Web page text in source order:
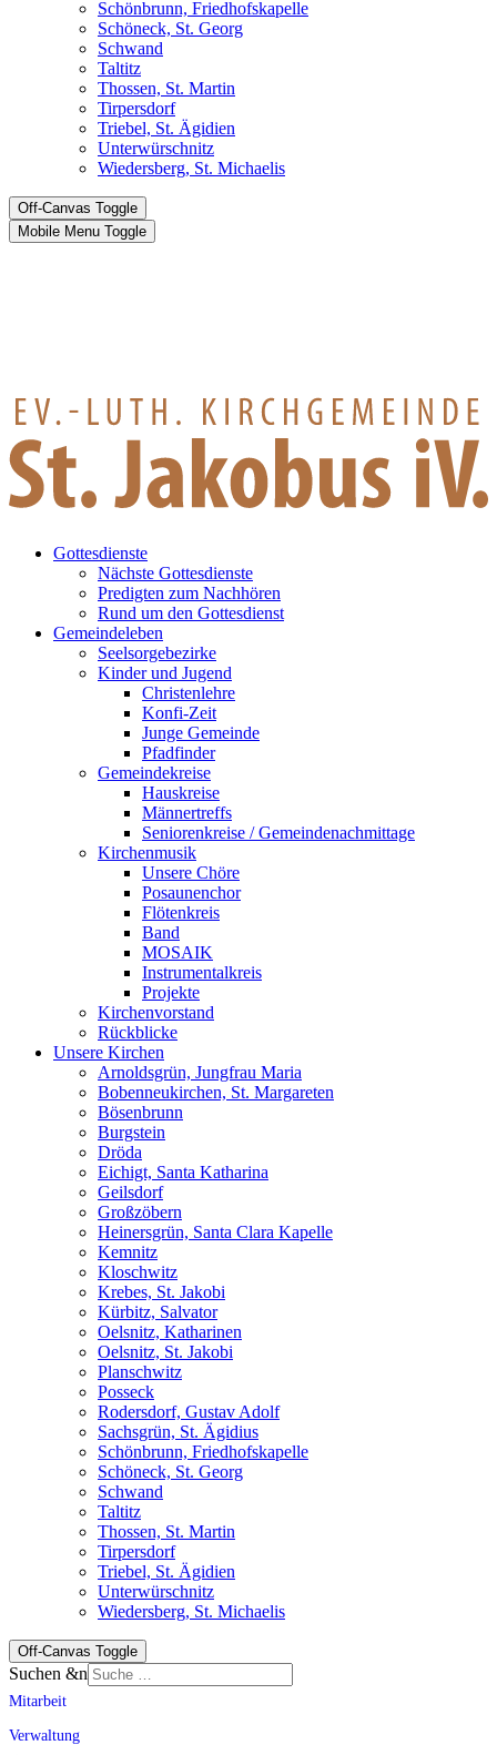
Schönbrunn, Friedhofskapelle
Schöneck, St. Georg
Schwand
Taltitz
Thossen, St. Martin
Tirpersdorf
Triebel, St. Ägidien
Unterwürschnitz
Wiedersberg, St. Michaelis
Off-Canvas Toggle
Mobile Menu Toggle
Gottesdienste
Nächste Gottesdienste
Predigten zum Nachhören
Rund um den Gottesdienst
Gemeindeleben
Seelsorgebezirke
Kinder und Jugend
Christenlehre
Konfi-Zeit
Junge Gemeinde
Pfadfinder
Gemeindekreise
Hauskreise
Männertreffs
Seniorenkreise / Gemeindenachmittage
Kirchenmusik
Unsere Chöre
Posaunenchor
Flötenkreis
Band
MOSAIK
Instrumentalkreis
Projekte
Kirchenvorstand
Rückblicke
Unsere Kirchen
Arnoldsgrün, Jungfrau Maria
Bobenneukirchen, St. Margareten
Bösenbrunn
Burgstein
Dröda
Eichigt, Santa Katharina
Geilsdorf
Großzöbern
Heinersgrün, Santa Clara Kapelle
Kemnitz
Kloschwitz
Krebes, St. Jakobi
Kürbitz, Salvator
Oelsnitz, Katharinen
Oelsnitz, St. Jakobi
Planschwitz
Posseck
Rodersdorf, Gustav Adolf
Sachsgrün, St. Ägidius
Schönbrunn, Friedhofskapelle
Schöneck, St. Georg
Schwand
Taltitz
Thossen, St. Martin
Tirpersdorf
Triebel, St. Ägidien
Unterwürschnitz
Wiedersberg, St. Michaelis
Off-Canvas Toggle
Suchen &n
Mitarbeit
Verwaltung